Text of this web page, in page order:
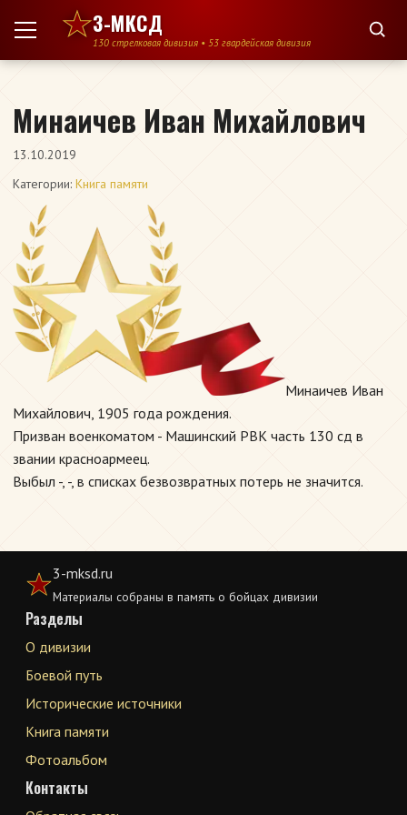
Перейти к содержимому
3-МКСД
130 стрелковая дивизия • 53 гвардейская дивизия
Минаичев Иван Михайлович
13.10.2019
Категории: Книга памяти
Минаичев Иван
Михайлович, 1905 года рождения.
Призван военкоматом - Машинский РВК часть 130 сд в
звании красноармеец.
Выбыл -, -, в списках безвозвратных потерь не значится.
3-mksd.ru
Материалы собраны в память о бойцах дивизии
Разделы
О дивизии
Боевой путь
Исторические источники
Книга памяти
Фотоальбом
Контакты